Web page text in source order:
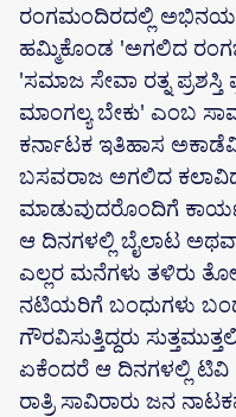
ರಂಗಮಂದಿರದಲ್ಲಿ ಅಭಿನಯ
ಹಮ್ಮಿಕೊಂಡ 'ಅಗಲಿದ
'ಸಮಾಜ ಸೇವಾ ರತ್ನ
ಮಾಂಗಲ್ಯ ಬೇಕು' ಎಂಬ
ಕರ್ನಾಟಕ ಇತಿಹಾಸ
ಬಸವರಾಜ ಅಗಲಿದ
ಮಾಡುವುದರೊಂದಿಗೆ
ಆ ದಿನಗಳಲ್ಲಿ ಬೈಲಾಟ
ಎಲ್ಲರ ಮನೆಗಳು ತಳಿರು
ನಟಿಯರಿಗೆ ಬಂಧುಗಳು
ಗೌರವಿಸುತ್ತಿದ್ದರು
ಏಕೆಂದರೆ ಆ ದಿನಗಳಲ್ಲಿ ಟಿವಿ
ರಾತ್ರಿ ಸಾವಿರಾರು ಜನ